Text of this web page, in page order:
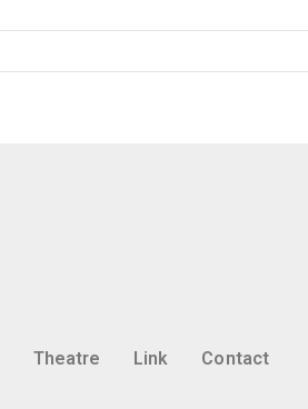
Theatre Link Contact